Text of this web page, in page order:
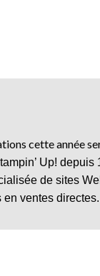
cette année
Up!
de sites
ventes directes.